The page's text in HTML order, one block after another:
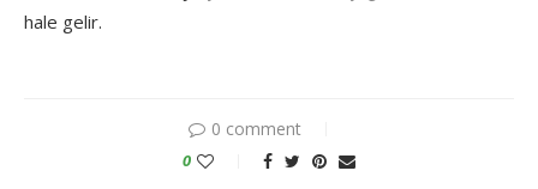
hale gelir.
0 comment
0